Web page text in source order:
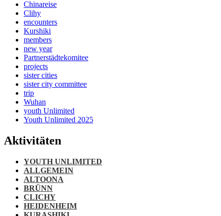
Chinareise
Clihy
encounters
Kurshiki
members
new year
Partnerstädtekomitee
projects
sister cities
sister city committee
trip
Wuhan
youth Unlimited
Youth Unlimited 2025
Aktivitäten
YOUTH UNLIMITED
ALLGEMEIN
ALTOONA
BRÜNN
CLICHY
HEIDENHEIM